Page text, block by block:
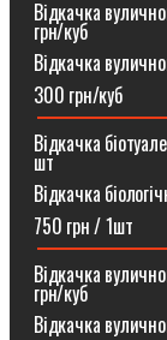
Відкачка
грн/куб
Відкачка
300 грн/куб
Відкачка
шт
Відкачка
750 грн / 1шт
Відкачка
грн/куб
Відкачка